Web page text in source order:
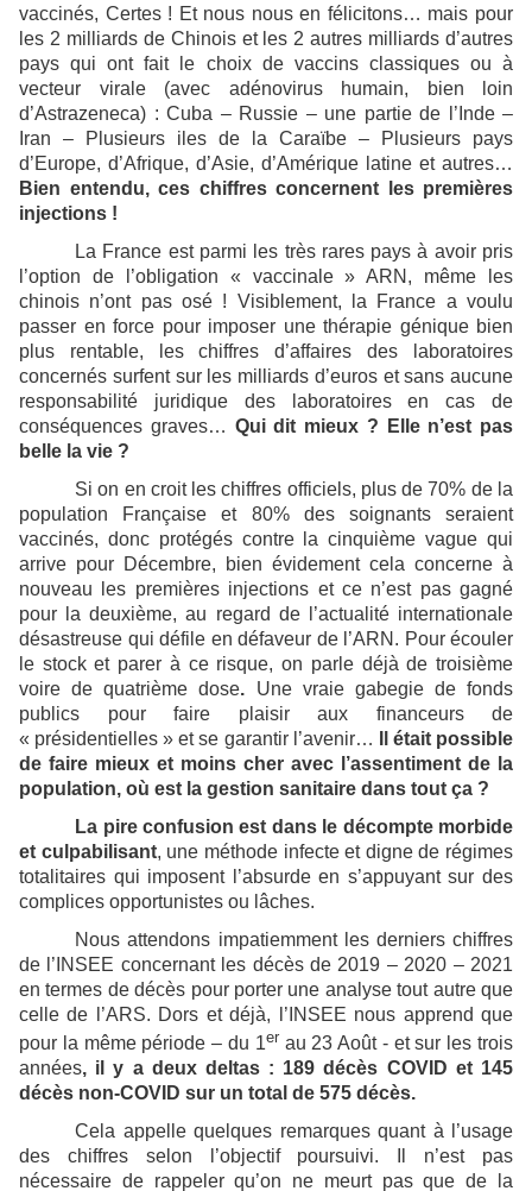
vaccinés, Certes ! Et nous nous en félicitons… mais pour
les 2 milliards de Chinois et les 2 autres milliards d’autres
pays qui ont fait le choix de vaccins classiques ou à
vecteur virale (avec adénovirus humain, bien loin
d’Astrazeneca) : Cuba – Russie – une partie de l’Inde –
Iran – Plusieurs iles de la Caraïbe – Plusieurs pays
d’Europe, d’Afrique, d’Asie, d’Amérique latine et autres…
Bien entendu, ces chiffres concernent les premières
injections !
La France est parmi les très rares pays à avoir pris
l’option de l’obligation « vaccinale » ARN, même les
chinois n’ont pas osé ! Visiblement, la France a voulu
passer en force pour imposer une thérapie génique bien
plus rentable, les chiffres d’affaires des laboratoires
concernés surfent sur les milliards d’euros et sans aucune
responsabilité juridique des laboratoires en cas de
conséquences graves… Qui dit mieux ? Elle n’est pas
belle la vie ?
Si on en croit les chiffres officiels, plus de 70% de la
population Française et 80% des soignants seraient
vaccinés, donc protégés contre la cinquième vague qui
arrive pour Décembre, bien évidement cela concerne à
nouveau les premières injections et ce n’est pas gagné
pour la deuxième, au regard de l’actualité internationale
désastreuse qui défile en défaveur de l’ARN. Pour écouler
le stock et parer à ce risque, on parle déjà de troisième
voire de quatrième dose. Une vraie gabegie de fonds
publics pour faire plaisir aux financeurs de
« présidentielles » et se garantir l’avenir… Il était possible
de faire mieux et moins cher avec l’assentiment de la
population, où est la gestion sanitaire dans tout ça ?
La pire confusion est dans le décompte morbide
et culpabilisant, une méthode infecte et digne de régimes
totalitaires qui imposent l’absurde en s’appuyant sur des
complices opportunistes ou lâches.
Nous attendons impatiemment les derniers chiffres
de l’INSEE concernant les décès de 2019 – 2020 – 2021
en termes de décès pour porter une analyse tout autre que
celle de l’ARS. Dors et déjà, l’INSEE nous apprend que
pour la même période – du 1er au 23 Août - et sur les trois
années, il y a deux deltas : 189 décès COVID et 145
décès non-COVID sur un total de 575 décès.
Cela appelle quelques remarques quant à l’usage
des chiffres selon l’objectif poursuivi. Il n’est pas
nécessaire de rappeler qu’on ne meurt pas que de la